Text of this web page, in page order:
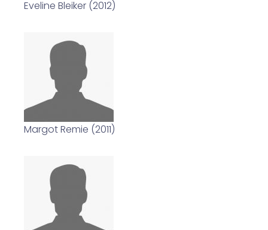
Eveline Bleiker (2012)
Margot Remie (2011)